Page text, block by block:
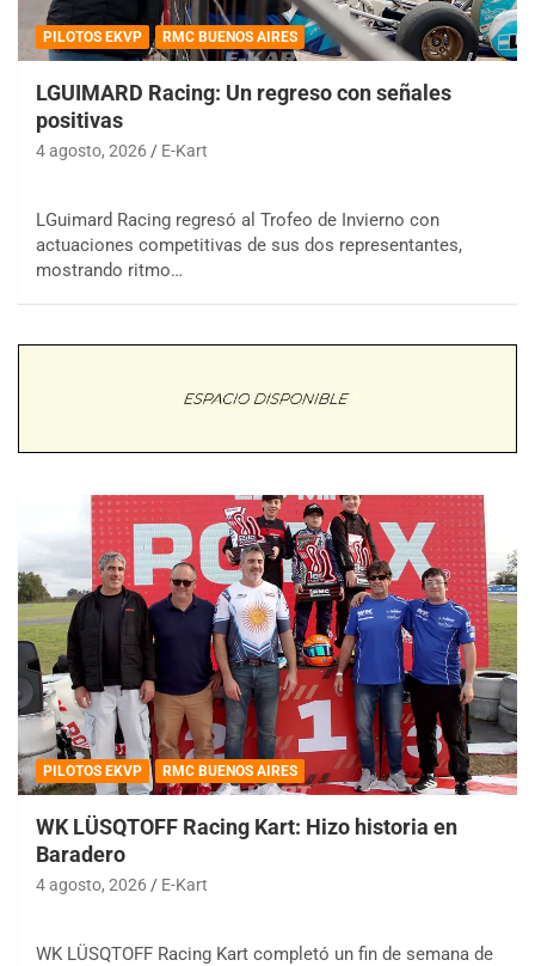
PILOTOS EKVP RMC BUENOS AIRES
LGUIMARD Racing: Un regreso con señales
positivas
4 agosto, 2026 E-Kart
LGuimard Racing regresó al Trofeo de Invierno con
actuaciones competitivas de sus dos representantes,
mostrando ritmo…
PILOTOS EKVP RMC BUENOS AIRES
WK LÜSQTOFF Racing Kart: Hizo historia en
Baradero
4 agosto, 2026 E-Kart
WK LÜSQTOFF Racing Kart completó un fin de semana de